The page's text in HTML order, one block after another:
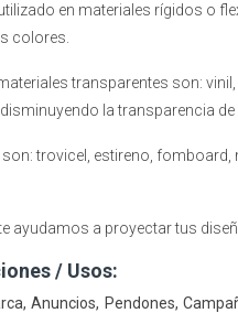
en materiales rígidos o
colores.
transparentes son:
la transparencia de
trovicel, estireno,
ayudamos a proyectar tus
/ Usos:
Anuncios, Pendones,